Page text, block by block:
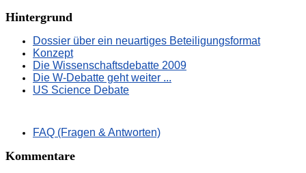
Hintergrund
Dossier über ein neuartiges Beteiligungsformat
Konzept
Die Wissenschaftsdebatte 2009
Die W-Debatte geht weiter ...
US Science Debate
FAQ (Fragen & Antworten)
Kommentare